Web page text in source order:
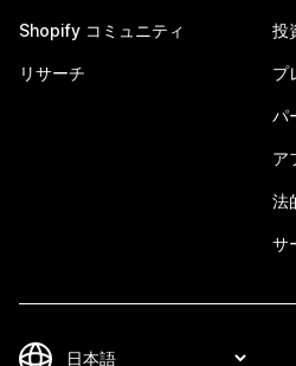
Shopify コミュニティ
リサーチ
投
プ
パ
ア
法
サ